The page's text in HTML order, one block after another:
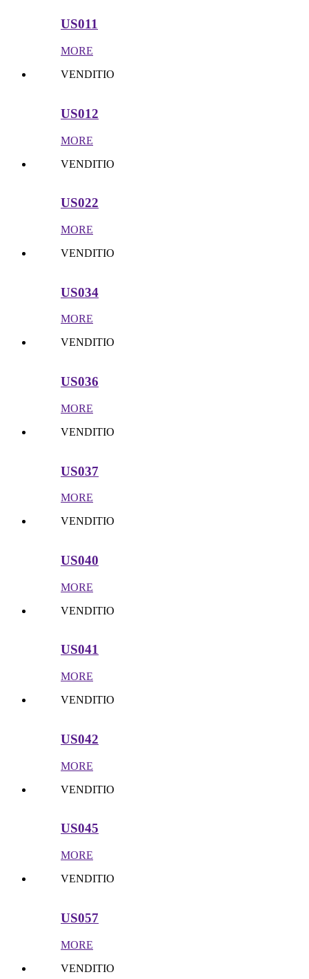
US011
MORE
VENDITIO
US012
MORE
VENDITIO
US022
MORE
VENDITIO
US034
MORE
VENDITIO
US036
MORE
VENDITIO
US037
MORE
VENDITIO
US040
MORE
VENDITIO
US041
MORE
VENDITIO
US042
MORE
VENDITIO
US045
MORE
VENDITIO
US057
MORE
VENDITIO